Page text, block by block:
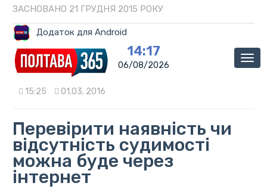
ЗАСНОВАНО 21 ГРУДНЯ 2015 РОКУ
Додаток для Android
14:17
06/08/2026
15:25 01.03. 2016
Перевірити наявність чи
відсутність судимості
можна буде через
інтернет